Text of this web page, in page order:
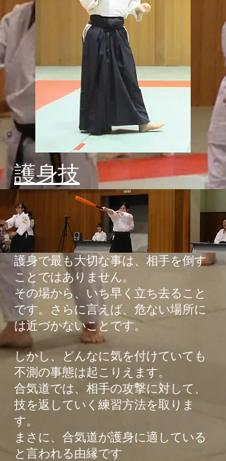
​護身技
護身で最も大切な事は、相手を倒す
ことではありません。
その場から、いち早く立ち去ること
です。さらに言えば、危ない場所に
は近づかないことです。
しかし、どんなに気を付けていても
不測の事態は起こりえます。
合気道では、相手の攻撃に対して、
技を返していく練習方法を取りま
す。
​まさに、合気道が護身に適している
と言われる由縁です